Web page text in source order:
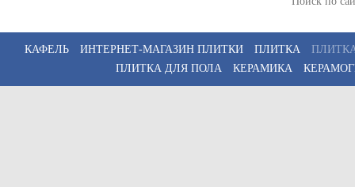
КАФЕЛЬ ИНТЕРНЕТ-МАГАЗИН ПЛИТКИ ПЛИТКА
ПЛИТКА ДЛЯ ПОЛА
КЕРАМИКА